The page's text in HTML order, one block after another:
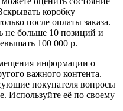
коробку
после оплаты заказа.
не больше 10 позиций и
100 000 р.
информации о
важного контента.
покупателя вопросы
Используйте её по своему